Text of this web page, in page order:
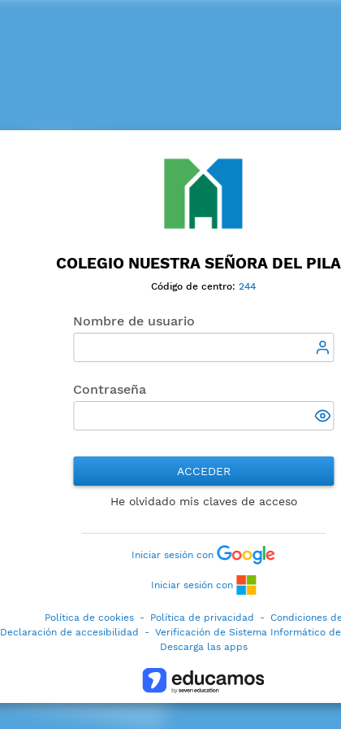
COLEGIO NUESTRA SEÑORA DEL
Código de centro:244
Nombre de usuario
Contraseña
ACCEDER
He olvidado mis claves de acceso
Iniciar sesión con
Iniciar sesión con
Política de cookies - Política de privacidad - Condiciones
Declaración de accesibilidad
- Verificación de Sistema Informático
Descarga las apps